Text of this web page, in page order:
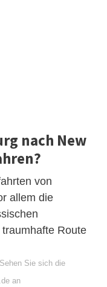
nach New
von
allem die
Route
Sehen Sie sich die
an